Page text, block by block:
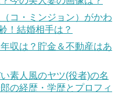
コ・ミンジョン）がかわ
！結婚相手は？
収は？貯金＆不動産はあ
素人風のヤツ(役者)の名
の経歴・学歴とプロフィ